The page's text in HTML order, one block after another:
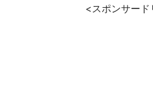
<スポンサード